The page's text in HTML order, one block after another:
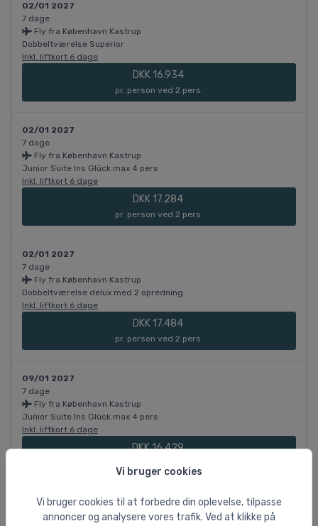
Vi bruger cookies
Vi bruger cookies til at forbedre din oplevelse, tilpasse
annoncer og analysere vores trafik. Ved at klikke på
02/01 2027
7 dage
Fly fra København Kastrup
Dobbeltværelse Superior
Inkl. liftkort 6 dage
DKK 16.934
pr. person ved 2 pers.
02/01 2027
7 dage
Fly fra København Kastrup
Junior Suite Ins Glück max 4 pers
Inkl. liftkort 6 dage
DKK 17.284
pr. person ved 2 pers.
02/01 2027
7 dage
Fly fra København Kastrup
Dobbeltværelse delux med 2 opredning
Inkl. liftkort 6 dage
DKK 17.484
pr. person ved 2 pers.
09/01 2027
7 dage
Fly fra København Kastrup
Junior Suite Ins Glück max 4 pers
Inkl. liftkort 6 dage
DKK 16.429
09/01 2027
7 dage